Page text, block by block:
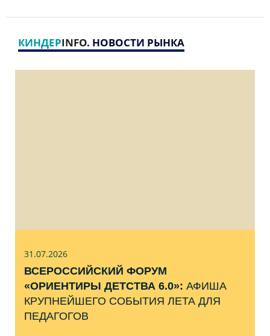
КИНДЕРINFO. НОВОСТИ РЫНКА
31.07.2026
ВСЕРОССИЙСКИЙ ФОРУМ
«ОРИЕНТИРЫ ДЕТСТВА 6.0»: АФИША
КРУПНЕЙШЕГО СОБЫТИЯ ЛЕТА ДЛЯ
ПЕДАГОГОВ